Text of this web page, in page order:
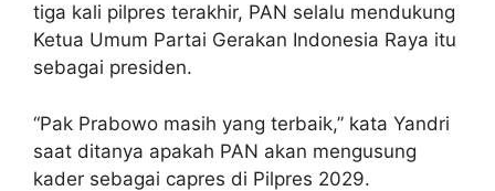
tiga kali pilpres terakhir, PAN selalu mendukung
Ketua Umum Partai Gerakan Indonesia Raya itu
sebagai presiden.
“Pak Prabowo masih yang terbaik,” kata Yandri
saat ditanya apakah PAN akan mengusung
kader sebagai capres di Pilpres 2029.